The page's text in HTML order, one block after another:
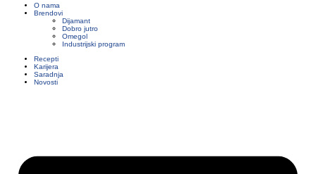
O nama
Brendovi
Dijamant
Dobro jutro
Omegol
Industrijski program
Recepti
Karijera
Saradnja
Novosti